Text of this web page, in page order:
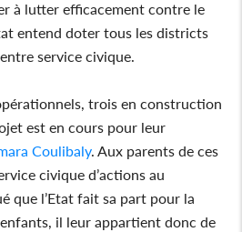
à lutter efficacement contre le
entend doter tous les districts
service civique.
trois en construction
est en cours pour leur
Coulibaly. Aux parents de ces
civique d’actions au
que l’Etat fait sa part pour la
il leur appartient donc de